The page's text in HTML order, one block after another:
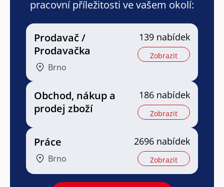
pracovní příležitosti ve vašem okolí:
Prodavač /
Prodavačka
Brno
139 nabídek
Zobrazit
Obchod, nákup a
prodej zboží
186 nabídek
Zobrazit
Práce
Brno
2696 nabídek
Zobrazit